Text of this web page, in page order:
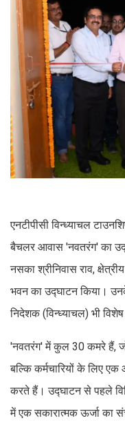
एनटीपीसी विन्ध्याचल
बैचलर आवास 'नवतरंग' का
नसका श्रीनिवास राव,
भवन का उद्घाटन किया।
निदेशक (विन्ध्याचल) भी
'नवतरंग' में कुल 30 कमरे हैं,
बल्कि कर्मचारियों के लिए
करते हैं। उद्घाटन से पहले
में एक सकारात्मक ऊर्जा का